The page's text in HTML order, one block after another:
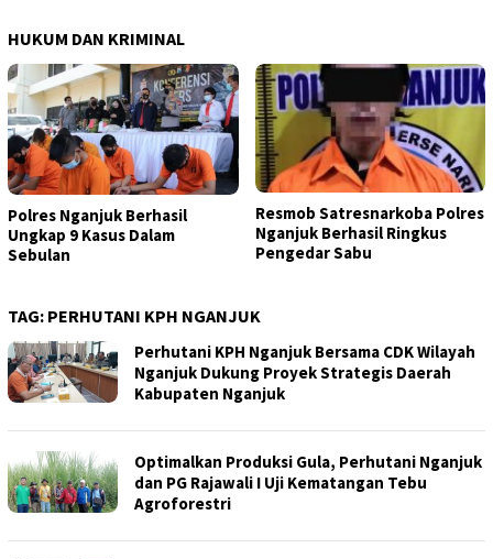
HUKUM DAN KRIMINAL
Polres Nganjuk Berhasil
Ungkap 9 Kasus Dalam
Sebulan
Resmob Satresnarkoba Polres
Nganjuk Berhasil Ringkus
Pengedar Sabu
TAG: PERHUTANI KPH NGANJUK
Perhutani KPH Nganjuk Bersama CDK Wilayah
Nganjuk Dukung Proyek Strategis Daerah
Kabupaten Nganjuk
Optimalkan Produksi Gula, Perhutani Nganjuk
dan PG Rajawali I Uji Kematangan Tebu
Agroforestri